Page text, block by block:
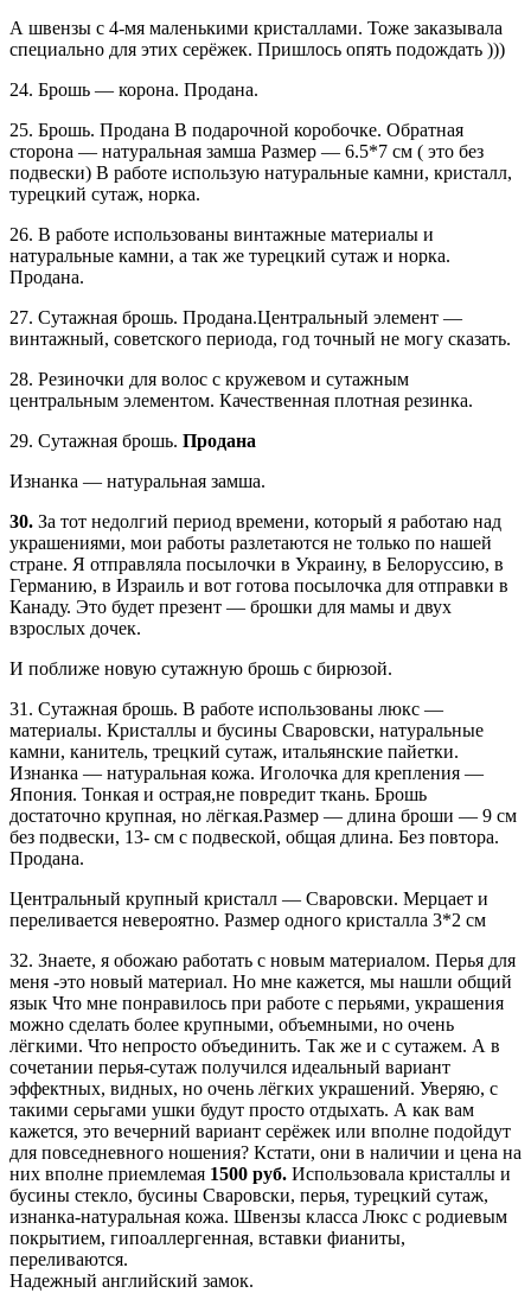
А швензы с 4-мя маленькими кристаллами. Тоже заказывала
специально для этих серёжек. Пришлось опять подождать )))
24. Брошь — корона. Продана.
25. Брошь. Продана В подарочной коробочке. Обратная
сторона — натуральная замша Размер — 6.5*7 см ( это без
подвески) В работе использую натуральные камни, кристалл,
турецкий сутаж, норка.
26. В работе использованы винтажные материалы и
натуральные камни, а так же турецкий сутаж и норка.
Продана.
27. Сутажная брошь. Продана.Центральный элемент —
винтажный, советского периода, год точный не могу сказать.
28. Резиночки для волос с кружевом и сутажным
центральным элементом. Качественная плотная резинка.
29. Сутажная брошь. Продана
Изнанка — натуральная замша.
30. За тот недолгий период времени, который я работаю над
украшениями, мои работы разлетаются не только по нашей
стране. Я отправляла посылочки в Украину, в Белоруссию, в
Германию, в Израиль и вот готова посылочка для отправки в
Канаду. Это будет презент — брошки для мамы и двух
взрослых дочек.
И поближе новую сутажную брошь с бирюзой.
31. Сутажная брошь. В работе использованы люкс —
материалы. Кристаллы и бусины Сваровски, натуральные
камни, канитель, трецкий сутаж, итальянские пайетки.
Изнанка — натуральная кожа. Иголочка для крепления —
Япония. Тонкая и острая,не повредит ткань. Брошь
достаточно крупная, но лёгкая.Размер — длина броши — 9 см
без подвески, 13- см с подвеской, общая длина. Без повтора.
Продана.
Центральный крупный кристалл — Сваровски. Мерцает и
переливается невероятно. Размер одного кристалла 3*2 см
32. Знаете, я обожаю работать с новым материалом. Перья для
меня -это новый материал. Но мне кажется, мы нашли общий
язык Что мне понравилось при работе с перьями, украшения
можно сделать более крупными, объемными, но очень
лёгкими. Что непросто объединить. Так же и с сутажем. А в
сочетании перья-сутаж получился идеальный вариант
эффектных, видных, но очень лёгких украшений. Уверяю, с
такими серьгами ушки будут просто отдыхать. А как вам
кажется, это вечерний вариант серёжек или вполне подойдут
для повседневного ношения? Кстати, они в наличии и цена на
них вполне приемлемая 1500 руб. Использовала кристаллы и
бусины стекло, бусины Сваровски, перья, турецкий сутаж,
изнанка-натуральная кожа. Швензы класса Люкс с родиевым
покрытием, гипоаллергенная, вставки фианиты,
переливаются.
Надежный английский замок.